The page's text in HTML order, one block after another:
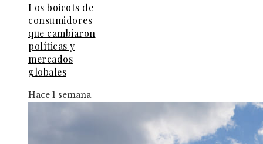
Los boicots de
consumidores
que cambiaron
políticas y
mercados
globales
Hace 1 semana